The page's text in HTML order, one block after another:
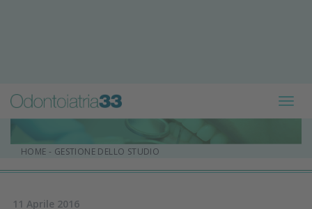
HOME - GESTIONE DELLO STUDIO
11 Aprile 2016